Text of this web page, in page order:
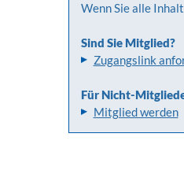
Wenn Sie alle
Sind Sie Mitglied?
Zugangslink
Für Nicht-
Mitglied werden